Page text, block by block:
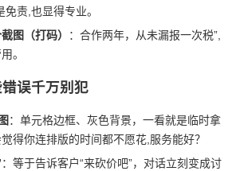
责,也显得专业。
图（打码）
：合作两年，从未漏报一次税”,
。
误千万别犯
：单元格边框、灰色背景，一看就是临时拿
得你连排版的时间都不愿花,服务能好？
：等于告诉客户“来砍价吧”，对话立刻变成讨